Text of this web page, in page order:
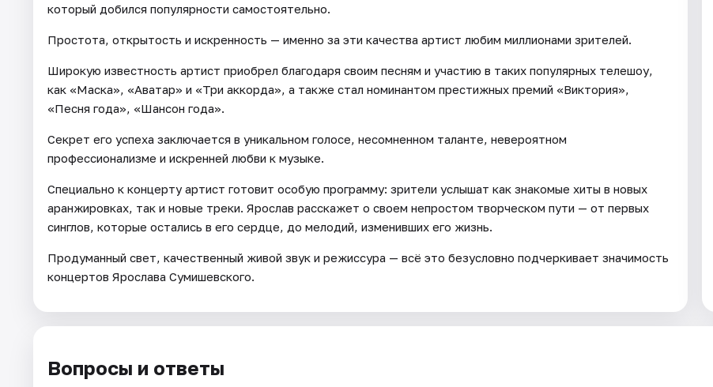
который добился популярности самостоятельно.
Простота, открытость и искренность — именно за эти качества артист любим миллионами зрителей.
Широкую известность артист приобрел благодаря своим песням и участию в таких популярных телешоу,
как «Маска», «Аватар» и «Три аккорда», а также стал номинантом престижных премий «Виктория»,
«Песня года», «Шансон года».
Секрет его успеха заключается в уникальном голосе, несомненном таланте, невероятном
профессионализме и искренней любви к музыке.
Специально к концерту артист готовит особую программу: зрители услышат как знакомые хиты в новых
аранжировках, так и новые треки. Ярослав расскажет о своем непростом творческом пути — от первых
синглов, которые остались в его сердце, до мелодий, изменивших его жизнь.
Продуманный свет, качественный живой звук и режиссура — всё это безусловно подчеркивает значимость
концертов Ярослава Сумишевского.
Вопросы и ответы